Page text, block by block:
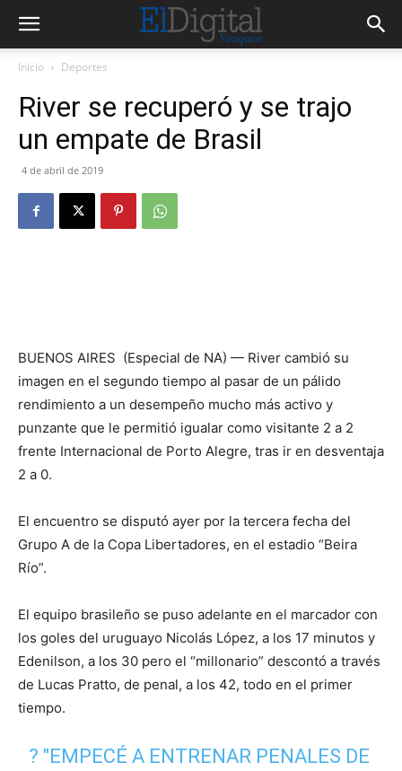
Inicio Deportes
River se recuperó y se trajo
un empate de Brasil
4 de abril de 2019
BUENOS AIRES (Especial de NA) — River cambió su
imagen en el segundo tiempo al pasar de un pálido
rendimiento a un desempeño mucho más activo y
punzante que le permitió igualar como visitante 2 a 2
frente Internacional de Porto Alegre, tras ir en desventaja
2 a 0.
El encuentro se disputó ayer por la tercera fecha del
Grupo A de la Copa Libertadores, en el estadio “Beira
Río”.
El equipo brasileño se puso adelante en el marcador con
los goles del uruguayo Nicolás López, a los 17 minutos y
Edenilson, a los 30 pero el “millonario” descontó a través
de Lucas Pratto, de penal, a los 42, todo en el primer
tiempo.
?️ "EMPECÉ A ENTRENAR PENALES DE